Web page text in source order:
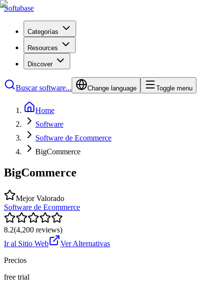
Softabase
Categorías
Resources
Discover
Buscar software... Change language Toggle menu
Home
Software
Software de Ecommerce
BigCommerce
BigCommerce
Mejor Valorado
Software de Ecommerce
8.2(4,200 reviews)
Ir al Sitio Web
Ver Alternativas
Precios
free trial